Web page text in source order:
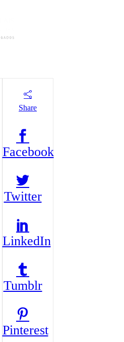
Share
Facebook
Twitter
LinkedIn
Tumblr
Pinterest